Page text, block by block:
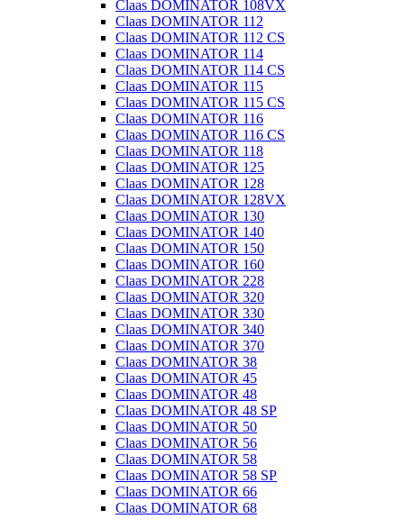
Claas DOMINATOR 108VX
Claas DOMINATOR 112
Claas DOMINATOR 112 CS
Claas DOMINATOR 114
Claas DOMINATOR 114 CS
Claas DOMINATOR 115
Claas DOMINATOR 115 CS
Claas DOMINATOR 116
Claas DOMINATOR 116 CS
Claas DOMINATOR 118
Claas DOMINATOR 125
Claas DOMINATOR 128
Claas DOMINATOR 128VX
Claas DOMINATOR 130
Claas DOMINATOR 140
Claas DOMINATOR 150
Claas DOMINATOR 160
Claas DOMINATOR 228
Claas DOMINATOR 320
Claas DOMINATOR 330
Claas DOMINATOR 340
Claas DOMINATOR 370
Claas DOMINATOR 38
Claas DOMINATOR 45
Claas DOMINATOR 48
Claas DOMINATOR 48 SP
Claas DOMINATOR 50
Claas DOMINATOR 56
Claas DOMINATOR 58
Claas DOMINATOR 58 SP
Claas DOMINATOR 66
Claas DOMINATOR 68